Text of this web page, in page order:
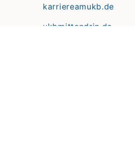
karriereamukb.de
ukbmittendrin.de